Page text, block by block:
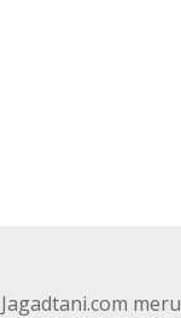
Jagadtani.com